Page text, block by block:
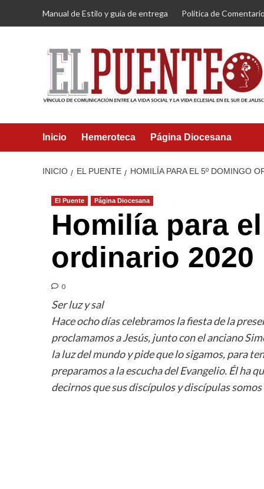
Manual de Estilo y guía de entrega Política de
Inicio Hemeroteca Página Diocesana
INICIO EL PUENTE HOMILÍA PARA EL 5º DOMINGO
El Puente Página Diocesana
Homilía para
ordinario 2020
0
Ser luz y sal
Hace ocho días celebramos la fiesta de la
proclamamos a Jesús, junto con el anciano
la luz del mundo y pide que lo sigamos, para
preparamos a la escucha del Evangelio. Él ha
decirnos que sus discípulos y discípulas